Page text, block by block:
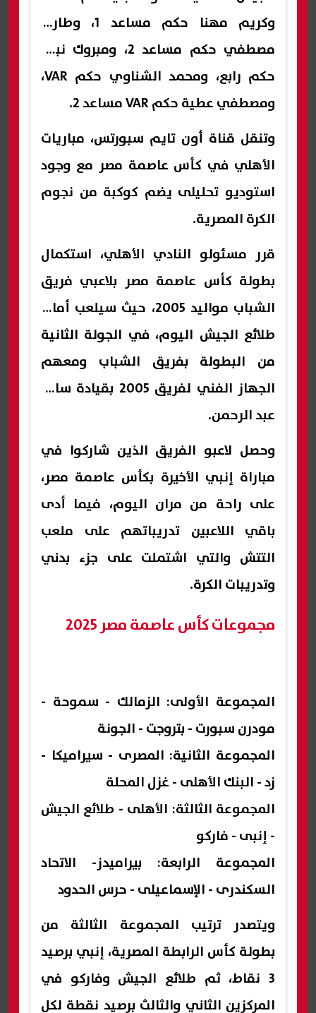
وكريم مهنا حكم مساعد 1، وطارق
مصطفي حكم مساعد 2، ومبروك نبيل
حكم رابع، ومحمد الشناوي حكم VAR،
ومصطفي عطية حكم VAR مساعد 2.
وتنقل قناة أون تايم سبورتس، مباريات
الأهلي في كأس عاصمة مصر مع وجود
استوديو تحليلى يضم كوكبة من نجوم
الكرة المصرية.
قرر مسئولو النادي الأهلي، استكمال
بطولة كأس عاصمة مصر بلاعبي فريق
الشباب مواليد 2005، حيث سيلعب أمام
طلائع الجيش اليوم، في الجولة الثانية
من البطولة بفريق الشباب ومعهم
الجهاز الفني لفريق 2005 بقيادة سامر
عبد الرحمن.
وحصل لاعبو الفريق الذين شاركوا في
مباراة إنبي الأخيرة بكأس عاصمة مصر،
على راحة من مران اليوم، فيما أدى
باقي اللاعبين تدريباتهم على ملعب
التتش والتي اشتملت على جزء بدني
وتدريبات الكرة.
مجموعات كأس عاصمة مصر 2025
المجموعة الأولى: الزمالك - سموحة -
مودرن سبورت - بتروجت - الجونة
المجموعة الثانية: المصرى - سيراميكا -
زد - البنك الأهلى - غزل المحلة
المجموعة الثالثة: الأهلى - طلائع الجيش
- إنبى - فاركو
المجموعة الرابعة: بيراميدز- الاتحاد
السكندرى - الإسماعيلى - حرس الحدود
ويتصدر ترتيب المجموعة الثالثة من
بطولة كأس الرابطة المصرية، إنبي برصيد
3 نقاط، ثم طلائع الجيش وفاركو في
المركزين الثاني والثالث برصيد نقطة لكل